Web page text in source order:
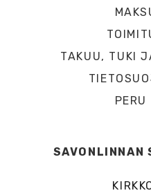
TAKUU, TUKI
SAVONLINNAN